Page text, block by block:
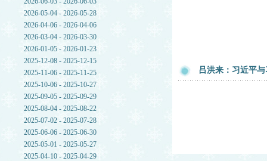
2026-05-04 - 2026-05-28
2026-04-06 - 2026-04-06
2026-03-04 - 2026-03-30
2026-01-05 - 2026-01-23
2025-12-08 - 2025-12-15
2025-11-06 - 2025-11-25
2025-10-06 - 2025-10-27
2025-09-05 - 2025-09-29
2025-08-04 - 2025-08-22
2025-07-02 - 2025-07-28
2025-06-06 - 2025-06-30
2025-05-01 - 2025-05-27
2025-04-10 - 2025-04-29
吕洪来：习近平